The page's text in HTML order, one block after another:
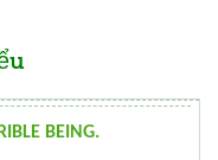
BEING.